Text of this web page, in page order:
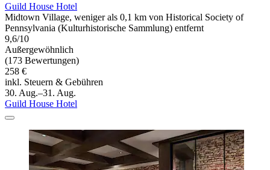
Guild House Hotel
Midtown Village, weniger als 0,1 km von Historical Society of
Pennsylvania (Kulturhistorische Sammlung) entfernt
9,6/10
Außergewöhnlich
(173 Bewertungen)
258 €
inkl. Steuern & Gebühren
30. Aug.–31. Aug.
Guild House Hotel